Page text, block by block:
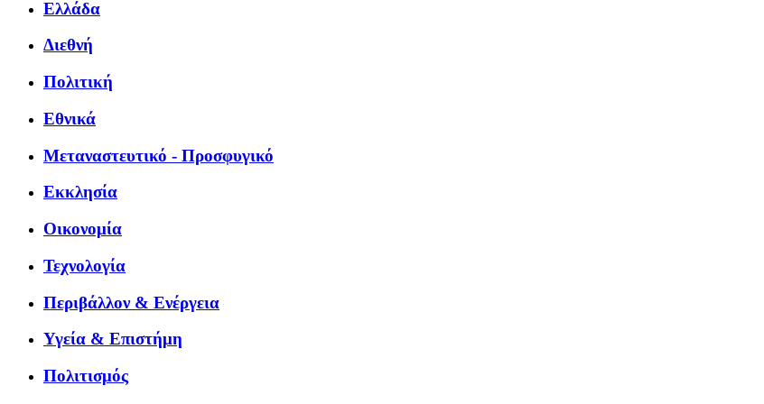
Ελλάδα
Διεθνή
Πολιτική
Εθνικά
Μεταναστευτικό - Προσφυγικό
Εκκλησία
Οικονομία
Τεχνολογία
Περιβάλλον & Ενέργεια
Υγεία & Επιστήμη
Πολιτισμός